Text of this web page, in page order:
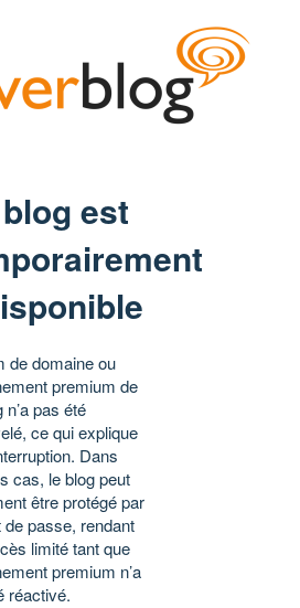
est
de domaine ou
premium de
n’a pas été
ce qui explique
Dans
cas, le blog peut
être protégé par
de passe, rendant
limité tant que
premium n’a
réactivé.